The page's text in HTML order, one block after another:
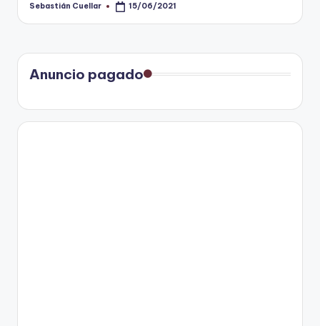
Publicado
Sebastián Cuellar 15/06/2021
Anuncio pagado